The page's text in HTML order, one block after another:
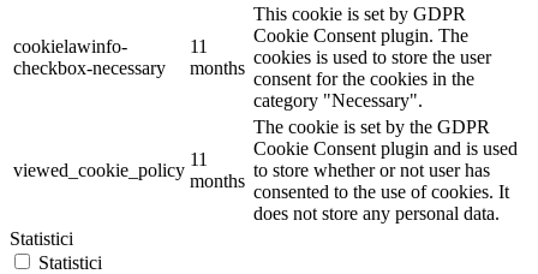
cookielawinfo-
checkbox-necessary
11
months
This cookie is set by GDPR
Cookie Consent plugin. The
cookies is used to store the user
consent for the cookies in the
category "Necessary".
viewed_cookie_policy
11
months
The cookie is set by the GDPR
Cookie Consent plugin and is used
to store whether or not user has
consented to the use of cookies. It
does not store any personal data.
Statistici
Statistici